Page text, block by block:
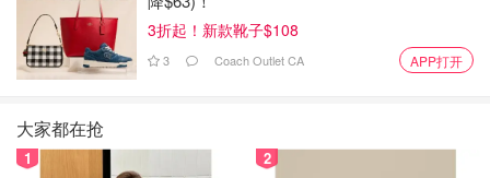
3折起！新款靴子$108
3 Coach Outlet CA APP打开
大家都在抢
1 2